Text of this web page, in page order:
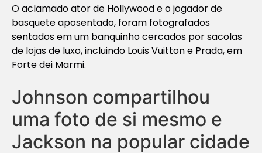
O aclamado ator de Hollywood e o jogador de
basquete aposentado, foram fotografados
sentados em um banquinho cercados por sacolas
de lojas de luxo, incluindo Louis Vuitton e Prada, em
Forte dei Marmi.
Johnson compartilhou
uma foto de si mesmo e
Jackson na popular cidade